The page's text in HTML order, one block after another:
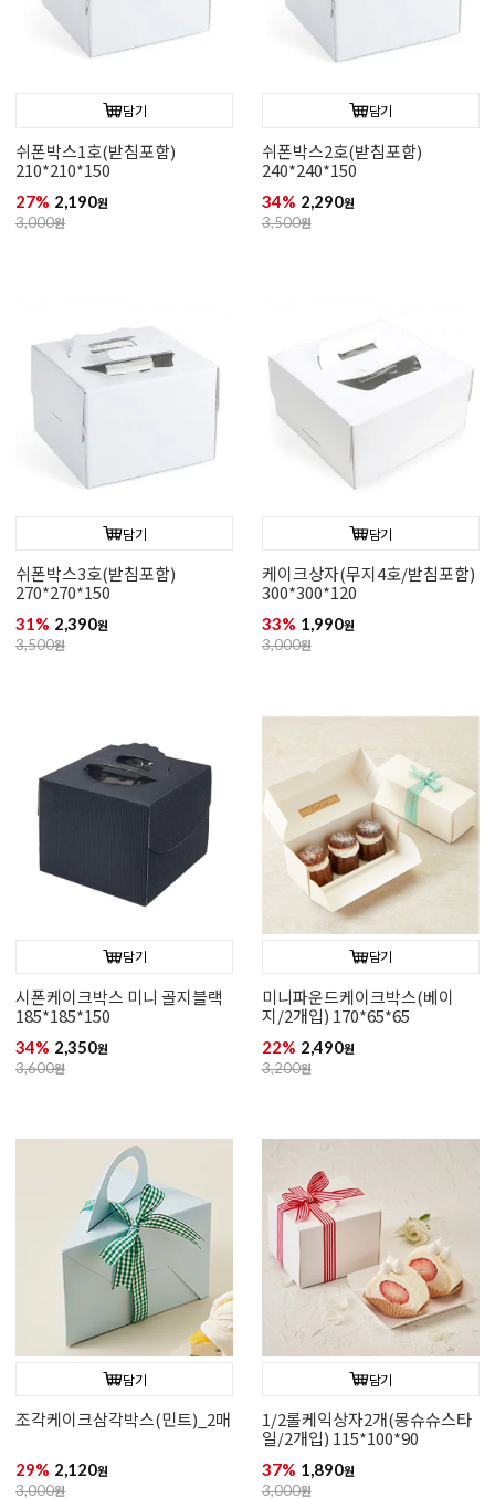
담기
쉬폰박스1호(받침포함)
210*210*150
27% 2,190원
3,000원
담기
쉬폰박스2호(받침포함)
240*240*150
34% 2,290원
3,500원
담기
쉬폰박스3호(받침포함)
270*270*150
31% 2,390원
3,500원
담기
케이크상자(무지4호/받침포함)
300*300*120
33% 1,990원
3,000원
담기
시폰케이크박스 미니 골지블랙
185*185*150
34% 2,350원
3,600원
담기
미니파운드케이크박스(베이
지/2개입) 170*65*65
22% 2,490원
3,200원
담기
조각케이크삼각박스(민트)_2매
29% 2,120원
3,000원
담기
1/2롤케익상자2개(몽슈슈스타
일/2개입) 115*100*90
37% 1,890원
3,000원